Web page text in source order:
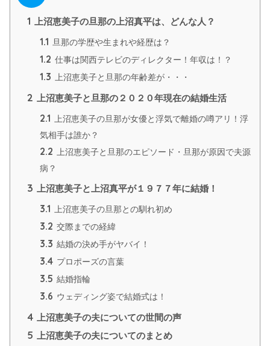
1 上沼恵美子の旦那の上沼真平は、どんな人？
1.1 旦那の学歴や生まれや経歴は？
1.2 仕事は関西テレビのディレクター！年収は！？
1.3 上沼恵美子と旦那の年齢差が・・・
2 上沼恵美子と旦那の２０２０年現在の結婚生活
2.1
上沼恵美子の旦那が女優と浮気で離婚の噂アリ！浮
気相手は誰か？
2.2
上沼恵美子と旦那のエピソード・旦那が原因で夫源
病？
3 上沼恵美子と上沼真平が１９７７年に結婚！
3.1 上沼恵美子の旦那との馴れ初め
3.2 交際までの経緯
3.3 結婚の決め手がヤバイ！
3.4 プロポーズの言葉
3.5 結婚指輪
3.6 ウェディング姿で結婚式は！
4 上沼恵美子の夫についての世間の声
5 上沼恵美子の夫についてのまとめ